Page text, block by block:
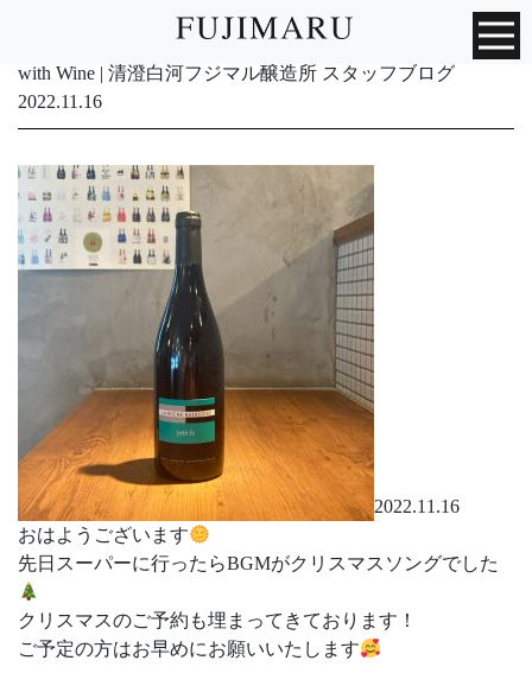
with Wine | 清澄白河フジマル醸造所 スタッフブログ
2022.11.16
2022.11.16
おはようございます
先日スーパーに行ったらBGMがクリスマスソングでした
クリスマスのご予約も埋まってきております！
ご予定の方はお早めにお願いいたします